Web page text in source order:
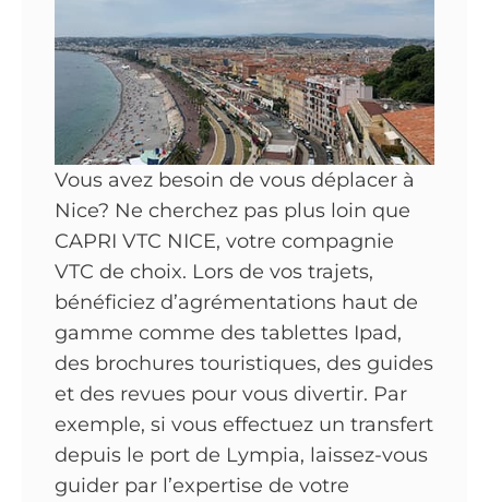
Vous avez besoin de vous déplacer à
Nice? Ne cherchez pas plus loin que
CAPRI VTC NICE, votre compagnie
VTC de choix. Lors de vos trajets,
bénéficiez d’agrémentations haut de
gamme comme des tablettes Ipad,
des brochures touristiques, des guides
et des revues pour vous divertir. Par
exemple, si vous effectuez un transfert
depuis le port de Lympia, laissez-vous
guider par l’expertise de votre